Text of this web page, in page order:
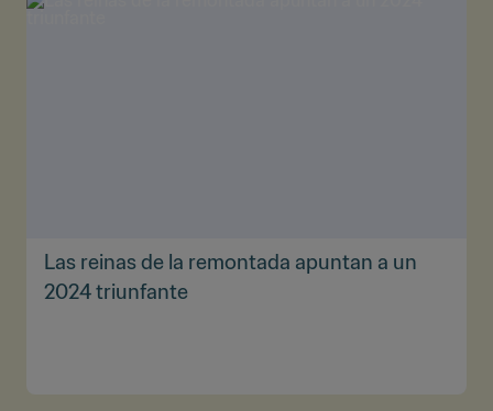
Las reinas de la remontada apuntan a un
2024 triunfante